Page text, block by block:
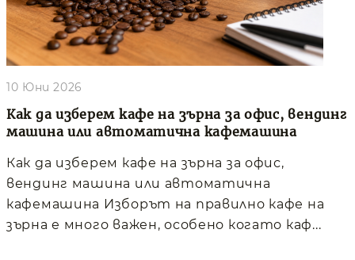
Как да изберем кафе на зърна за офис, вендинг
машина или автоматична кафемашина
10 Юни 2026
Как да изберем кафе на зърна за офис,
вендинг машина или автоматична
кафемашина Изборът на правилно кафе на
зърна е много важен, особено когато каф...